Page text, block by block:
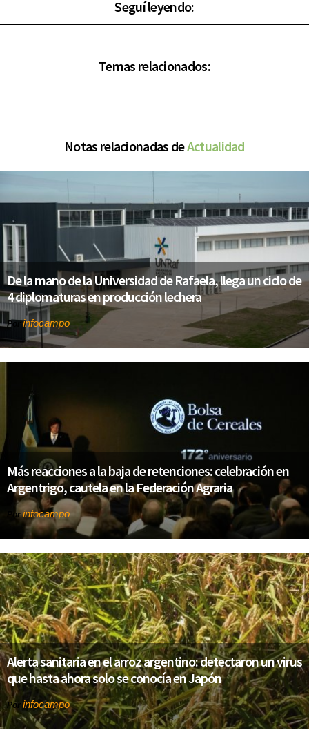
Seguí leyendo:
Temas relacionados:
Notas relacionadas deActualidad
De la mano de la Universidad de Rafaela, llega un ciclo de
4 diplomaturas en producción lechera
Por infocampo
Más reacciones a la baja de retenciones: celebración en
Argentrigo, cautela en la Federación Agraria
Porinfocampo
Alerta sanitaria en el arroz argentino: detectaron un virus
que hasta ahora solo se conocía en Japón
Por infocampo